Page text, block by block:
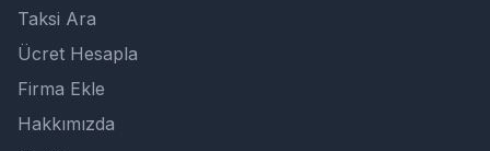
Taksi Ara
Ücret Hesapla
Firma Ekle
Hakkımızda